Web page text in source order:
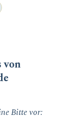
von
Bitte vor: